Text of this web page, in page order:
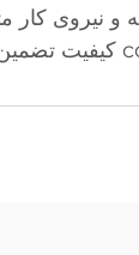
و نیروی